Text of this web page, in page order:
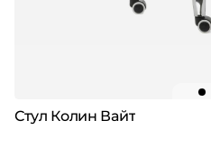
Стул Колин Вайт